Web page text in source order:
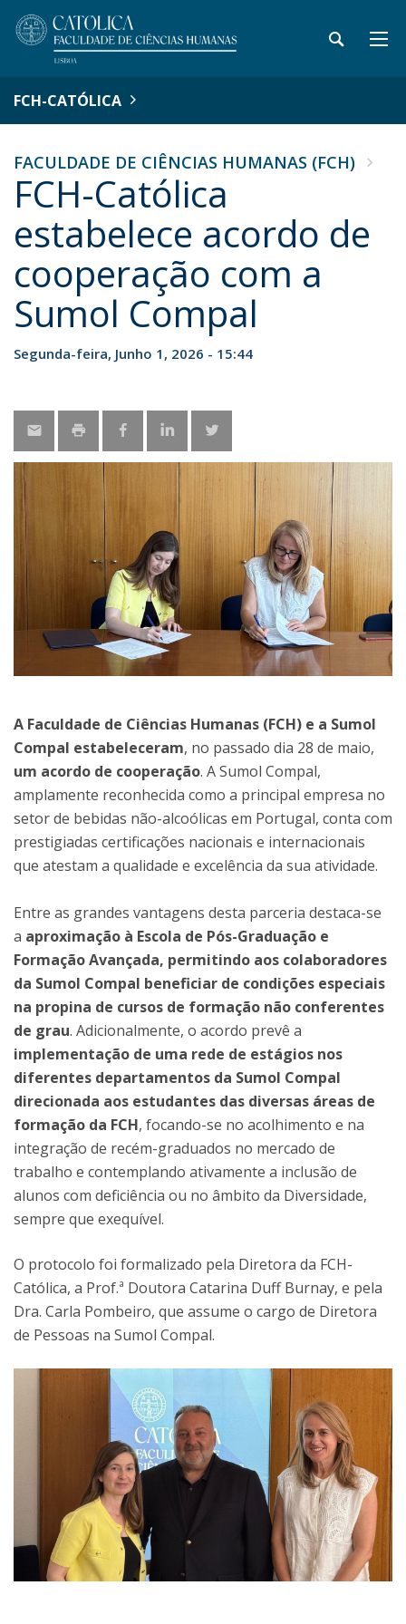
FCH-CATÓLICA
FACULDADE DE CIÊNCIAS HUMANAS (FCH)
FCH-Católica
estabelece acordo de
cooperação com a
Sumol Compal
Segunda-feira, Junho 1, 2026 - 15:44
A Faculdade de Ciências Humanas (FCH) e a Sumol
Compal estabeleceram, no passado dia 28 de maio,
um acordo de cooperação. A Sumol Compal,
amplamente reconhecida como a principal empresa no
setor de bebidas não-alcoólicas em Portugal, conta com
prestigiadas certificações nacionais e internacionais
que atestam a qualidade e excelência da sua atividade.
Entre as grandes vantagens desta parceria destaca-se
a aproximação à Escola de Pós-Graduação e
Formação Avançada, permitindo aos colaboradores
da Sumol Compal beneficiar de condições especiais
na propina de cursos de formação não conferentes
de grau. Adicionalmente, o acordo prevê a
implementação de uma rede de estágios nos
diferentes departamentos da Sumol Compal
direcionada aos estudantes das diversas áreas de
formação da FCH, focando-se no acolhimento e na
integração de recém-graduados no mercado de
trabalho e contemplando ativamente a inclusão de
alunos com deficiência ou no âmbito da Diversidade,
sempre que exequível.
O protocolo foi formalizado pela Diretora da FCH-
Católica, a Prof.ª Doutora Catarina Duff Burnay, e pela
Dra. Carla Pombeiro, que assume o cargo de Diretora
de Pessoas na Sumol Compal.